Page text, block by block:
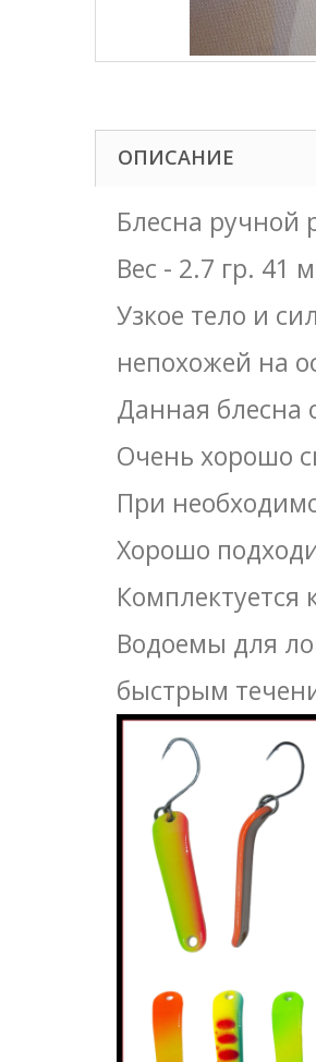
ОПИСАНИЕ
Блесна ручной
Вес - 2.7 гр. 41
Узкое тело и
непохожей на
Данная блесна
Очень хорошо
При
Хорошо
Водоемы для
быстрым